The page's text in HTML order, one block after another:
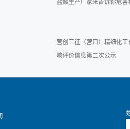
盐酸生产厂家来告诉你危害
营创三征（营口）精细化
响评价信息第二次公示